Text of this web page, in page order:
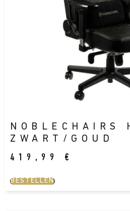
NOBLECHAIRS
ZWART/GOUD
419,99 €
BESTELLEN